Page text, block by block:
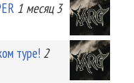
1 месяц 3
туре! 2